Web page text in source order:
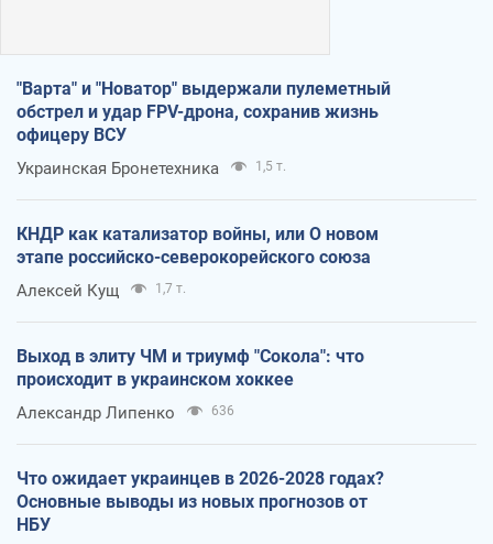
"Варта" и "Новатор" выдержали пулеметный
обстрел и удар FPV-дрона, сохранив жизнь
офицеру ВСУ
Украинская Бронетехника 1,5 т.
КНДР как катализатор войны, или О новом
этапе российско-северокорейского союза
Алексей Кущ 1,7 т.
Выход в элиту ЧМ и триумф "Сокола": что
происходит в украинском хоккее
Александр Липенко 636
Что ожидает украинцев в 2026-2028 годах?
Основные выводы из новых прогнозов от
НБУ